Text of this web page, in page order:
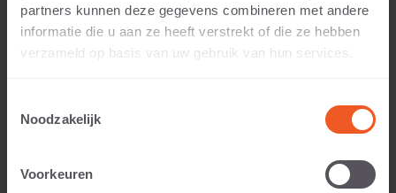
partners kunnen deze gegevens combineren met andere
informatie die u aan ze heeft verstrekt of die ze hebben
verzameld op basis van uw gebruik van hun services.
Noodzakelijk
Voorkeuren
format tiles. And Schellevis®tiles were used on brick
walls, as cover plates - a nice combination.